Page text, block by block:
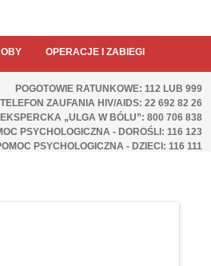
OPERACJE I ZABIEGI
POGOTOWIE RATUNKOWE: 112 LUB 999
TELEFON ZAUFANIA HIV/AIDS: 22 692 82 26
EKSPERCKA „ULGA W BÓLU”: 800 706 838
PSYCHOLOGICZNA - DOROŚLI: 116 123
PSYCHOLOGICZNA - DZIECI: 116 111